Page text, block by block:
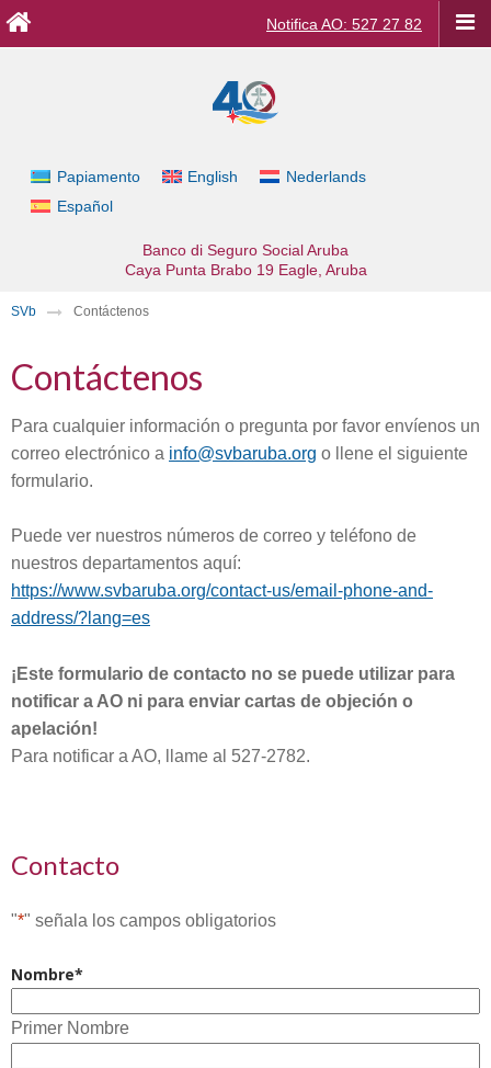
Notifica AO: 527 27 82
Papiamento English
Nederlands
Español
Banco di Seguro Social Aruba
Caya Punta Brabo 19 Eagle, Aruba
SVb Contáctenos
Contáctenos
Para cualquier información o pregunta por favor envíenos un
correo electrónico a info@svbaruba.org o llene el siguiente
formulario.
Puede ver nuestros números de correo y teléfono de
nuestros departamentos aquí:
https://www.svbaruba.org/contact-us/email-phone-and-
address/?lang=es
¡Este formulario de contacto no se puede utilizar para
notificar a AO ni para enviar cartas de objeción o
apelación!
Para notificar a AO, llame al 527-2782.
Contacto
"*" señala los campos obligatorios
Nombre*
Primer Nombre